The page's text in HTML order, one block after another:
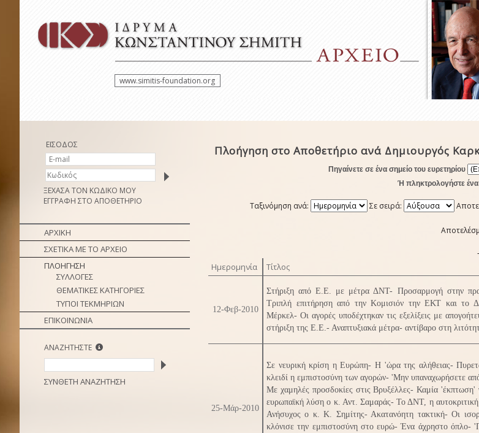
www.simitis-foundation.org
ΕΙΣΟΔΟΣ
ΞΕΧΑΣΑ ΤΟΝ ΚΩΔΙΚΟ ΜΟΥ
ΕΓΓΡΑΦΗ ΣΤΟ ΑΠΟΘΕΤΗΡΙΟ
ΑΡΧΙΚΗ
ΣΧΕΤΙΚΑ ΜΕ ΤΟ ΑΡΧΕΙΟ
ΠΛΟΗΓΗΣΗ
ΣΥΛΛΟΓΕΣ
ΘΕΜΑΤΙΚΕΣ ΚΑΤΗΓΟΡΙΕΣ
ΤΥΠΟΙ ΤΕΚΜΗΡΙΩΝ
ΕΠΙΚΟΙΝΩΝΙΑ
ΑΝΑΖΗΤΗΣΤΕ
ΣΥΝΘΕΤΗ ΑΝΑΖΗΤΗΣΗ
Πλοήγηση στο Αποθετήριο ανά Δημιουργός
Πηγαίνετε σε ένα σημείο του ευρετηρίου
Ή πληκτρολογήστε ένα
Ταξινόμηση ανά: Σε σειρά:
Ημερομηνία Τίτλος
12-Φεβ-2010
Στήριξη από Ε.Ε. με μέτρα ΔΝΤ- Προσαρμογή στην
Τριπλή επιτήρηση από την Κομισιόν την ΕΚΤ και το
Μέρκελ- Οι αγορές υποδέχτηκαν τις εξελίξεις με
στήριξη της Ε.Ε.- Αναπτυξιακά μέτρα- αντίβαρο στη
25-Μάρ-2010
Σε νευρική κρίση η Ευρώπη- Η 'ώρα της αλήθειας-
κλειδί η εμπιστοσύνη των αγορών- 'Μην υπαναχωρήσετε
Με χαμηλές προσδοκίες στις Βρυξέλλες- Καμία 'έκπτωση'
ευρωπαϊκή λύση ο κ. Αντ. Σαμαράς- Το ΔΝΤ, η
Ανήσυχος ο κ. Κ. Σημίτης- Ακατανόητη τακτική- Οι
κλόνισε την εμπιστοσύνη στο ευρώ- Ένα άχρηστο όπλο-